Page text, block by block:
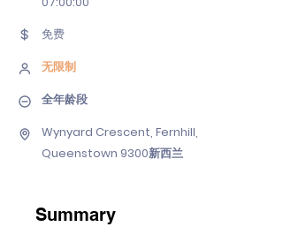
免费
无限制
全年龄段
Wynyard Crescent, Fernhill,
Queenstown 9300新西兰
Summary